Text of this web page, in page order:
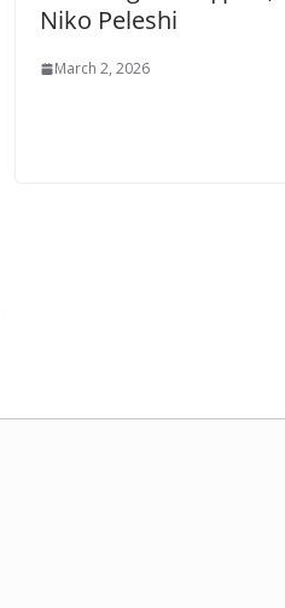
Niko Peleshi
March 2, 2026